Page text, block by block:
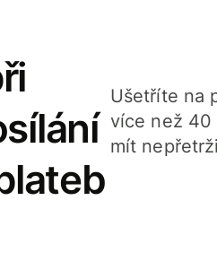
Ušetříte na
více než 40
mít